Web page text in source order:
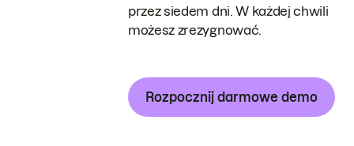
przez siedem dni. W każdej chwili
możesz zrezygnować.
Rozpocznij darmowe demo